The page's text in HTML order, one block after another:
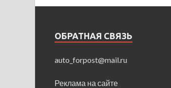
ОБРАТНАЯ СВЯЗЬ
auto_forpost@mail.ru
Реклама на сайте